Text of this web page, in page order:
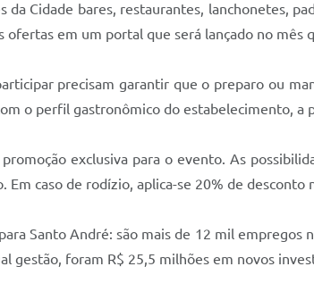
da Cidade bares, restaurantes, lanchonetes,
ofertas em um portal que será lançado no mês
precisam garantir que o preparo ou
o perfil gastronômico do estabelecimento, a
promoção exclusiva para o evento. As
caso de rodízio, aplica-se 20% de desconto
Santo André: são mais de 12 mil
gestão, foram R$ 25,5 milhões em novos